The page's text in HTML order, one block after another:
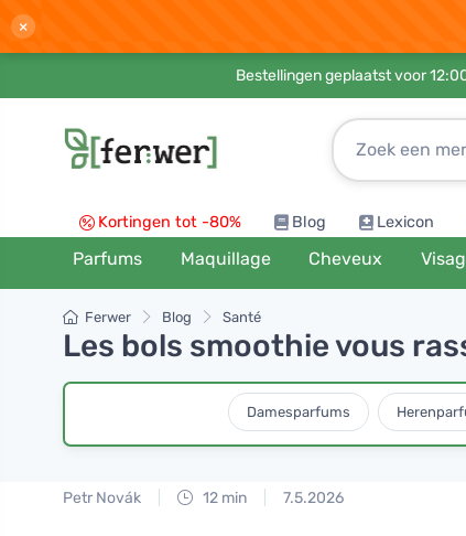
×
Bestellingen geplaatst voor
Kortingen tot -80% Blog Lexicon
Parfums Maquillage Cheveux
Ferwer Blog Santé
Les bols smoothie vous
Damesparfums
Petr Novák 12 min 7.5.2026